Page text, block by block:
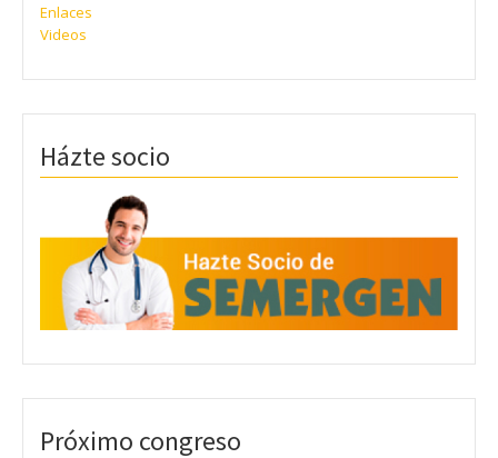
Enlaces
Videos
Házte socio
Próximo congreso